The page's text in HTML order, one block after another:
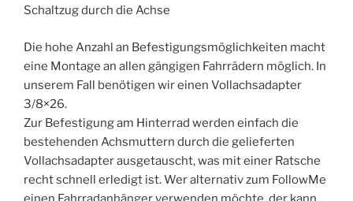
Schaltzug durch die Achse
Die hohe Anzahl an Befestigungsmöglichkeiten macht
eine Montage an allen gängigen Fahrrädern möglich. In
unserem Fall benötigen wir einen Vollachsadapter
3/8×26.
Zur Befestigung am Hinterrad werden einfach die
bestehenden Achsmuttern durch die gelieferten
Vollachsadapter ausgetauscht, was mit einer Ratsche
recht schnell erledigt ist. Wer alternativ zum FollowMe